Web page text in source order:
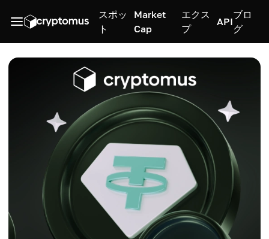
スポッ
ト
Market
Cap
エクス
プ
API
ブロ
グ